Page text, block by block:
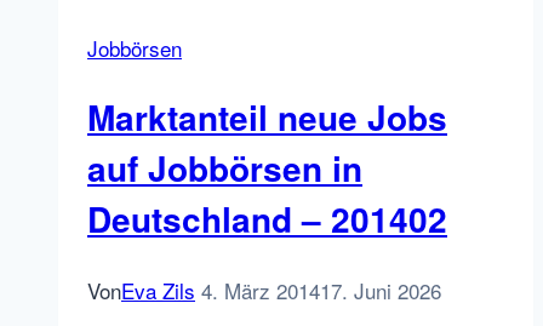
Jobbörsen
Marktanteil neue Jobs
auf Jobbörsen in
Deutschland – 201402
VonEva Zils 4. März 201417. Juni 2026